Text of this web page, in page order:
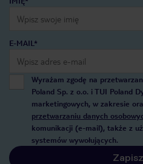
E-MAIL*
Wyrażam zgodę na
Poland Sp. z o.o. i TUI Poland
marketingowych, w zakresie
przetwarzaniu danych
komunikacji (e-mail), także z
systemów wywołujących.